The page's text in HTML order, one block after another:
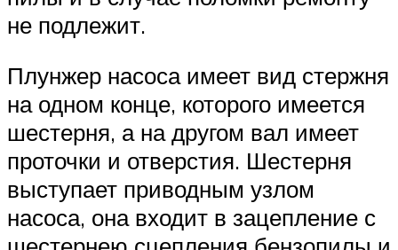
не подлежит.
Плунжер насоса имеет вид стержня
на одном конце, которого имеется
шестерня, а на другом вал имеет
проточки и отверстия. Шестерня
выступает приводным узлом
насоса, она входит в зацепление с